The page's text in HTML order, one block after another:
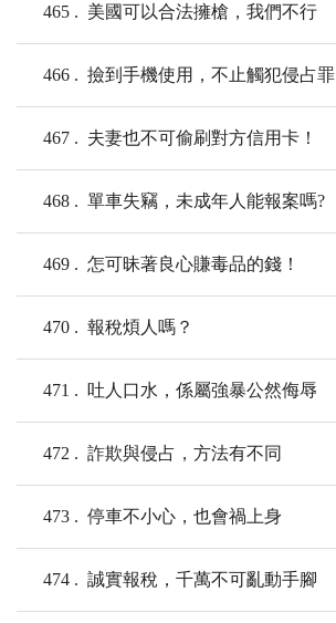
465 美國可以合法擁槍，我們不行
466 撿到手機使用，不止觸犯侵占罪
467 夫妻也不可偷刷對方信用卡！
468 單車失竊，未成年人能報案嗎?
469 怎可昧著良心賺毒品的錢！
470 報稅煩人嗎？
471 吐人口水，係屬強暴公然侮辱
472 詐欺與侵占，方法有不同
473 停車不小心，也會禍上身
474 誠實報稅，千萬不可亂動手腳